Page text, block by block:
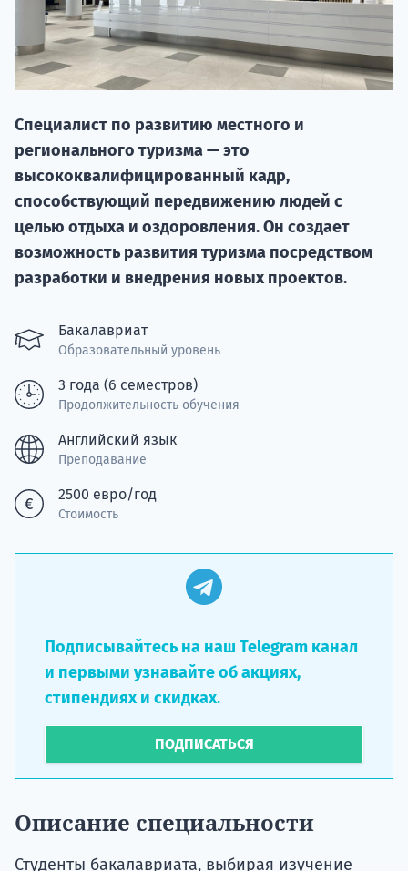
Специалист по развитию местного и
регионального туризма — это
высококвалифицированный кадр,
способствующий передвижению людей с
целью отдыха и оздоровления. Он создает
возможность развития туризма посредством
разработки и внедрения новых проектов.
Бакалавриат
Образовательный уровень
3 года (6 семестров)
Продолжительность обучения
Английский язык
Преподавание
2500 евро/год
Стоимость
Подписывайтесь на наш Telegram канал
и первыми узнавайте об акциях,
стипендиях и скидках.
ПОДПИСАТЬСЯ
Описание специальности
Студенты бакалавриата, выбирая изучение